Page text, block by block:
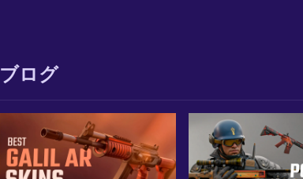
ブログ